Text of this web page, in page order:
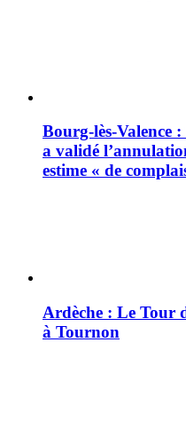
Bourg-lès-Valence
a validé
estime « de
Ardèche : Le Tour
à Tournon